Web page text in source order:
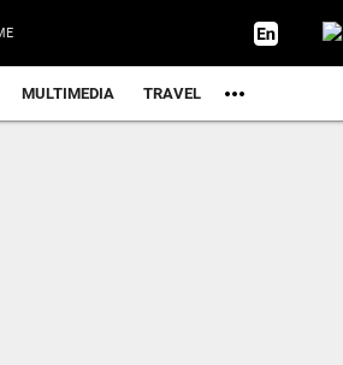
MULTIMEDIA TRAVEL